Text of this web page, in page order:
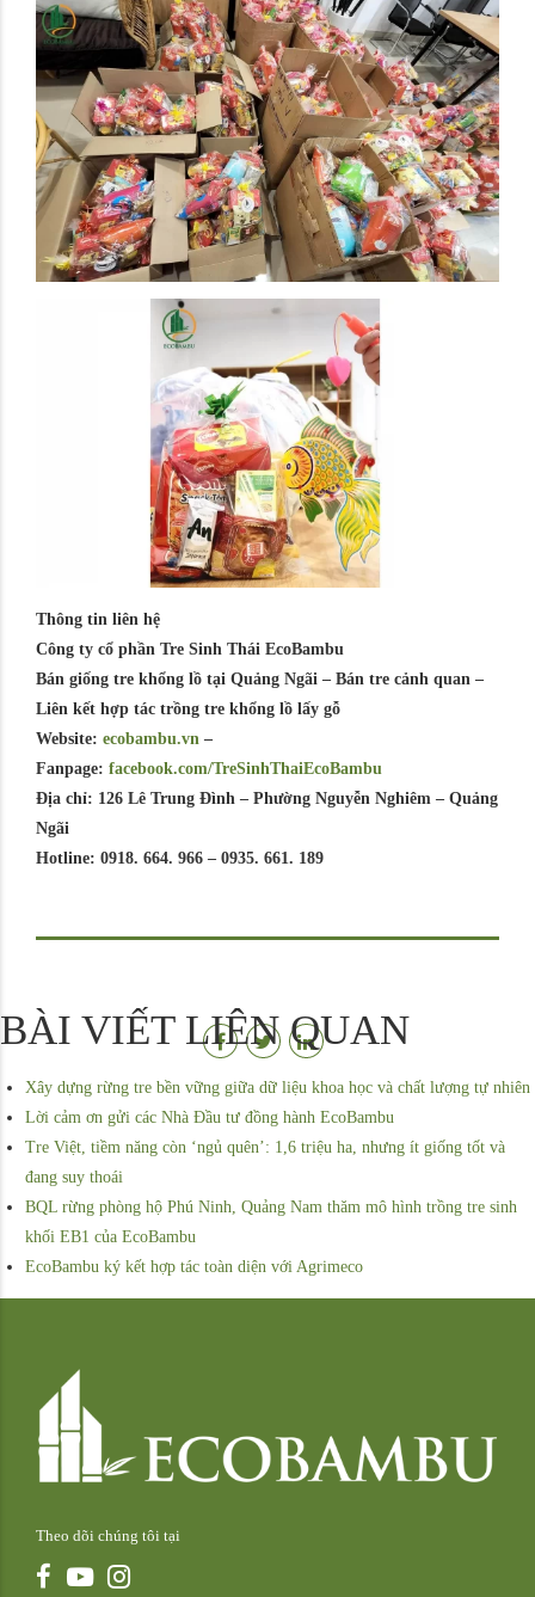
Thông tin liên hệ
Công ty cổ phần Tre Sinh Thái EcoBambu
Bán giống tre khổng lồ tại Quảng Ngãi – Bán tre cảnh quan –
Liên kết hợp tác trồng tre khổng lồ lấy gỗ
Website: ecobambu.vn –
Fanpage: facebook.com/TreSinhThaiEcoBambu
Địa chỉ: 126 Lê Trung Đình – Phường Nguyễn Nghiêm – Quảng
Ngãi
Hotline: 0918. 664. 966 – 0935. 661. 189
BÀI VIẾT LIÊN QUAN
Xây dựng rừng tre bền vững giữa dữ liệu khoa học và chất lượng tự nhiên
Lời cảm ơn gửi các Nhà Đầu tư đồng hành EcoBambu
Tre Việt, tiềm năng còn ‘ngủ quên’: 1,6 triệu ha, nhưng ít giống tốt và
đang suy thoái
BQL rừng phòng hộ Phú Ninh, Quảng Nam thăm mô hình trồng tre sinh
khối EB1 của EcoBambu
EcoBambu ký kết hợp tác toàn diện với Agrimeco
Theo dõi chúng tôi tại